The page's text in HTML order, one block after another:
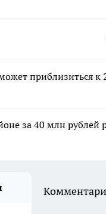
приблизиться
за 40 млн рублей